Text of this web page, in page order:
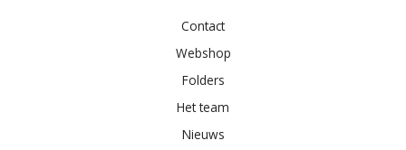
Contact
Webshop
Folders
Het team
Nieuws